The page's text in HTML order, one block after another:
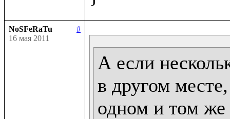
NoSFeRaTu
#
16 мая 2011
А если
в другом
одном и том же